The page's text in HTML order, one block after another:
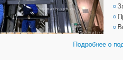
Подробнее о